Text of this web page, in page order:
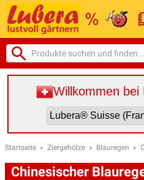
Willkommen
Startseite » Ziergehölze » Blauregen »
Chinesischer